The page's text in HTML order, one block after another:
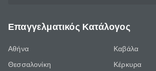
Επαγγελματικός Κατάλογος
Αθήνα
Θεσσαλονίκη
Καβάλα
Κέρκυρα